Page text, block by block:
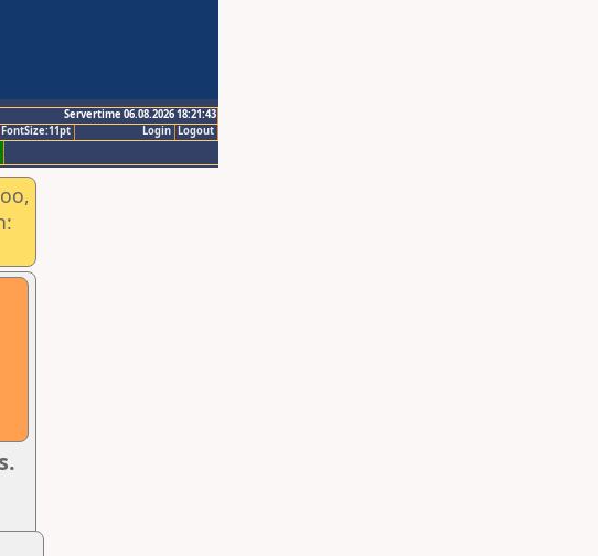
Servertime 06.08.2026 18:21:43
Logout
Login
FontSize:11pt